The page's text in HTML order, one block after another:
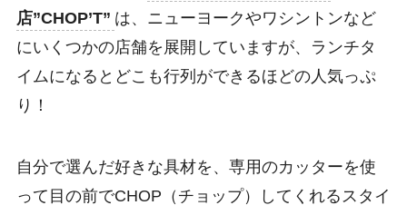
店”CHOP’T” は、ニューヨークやワシントンなど
にいくつかの店舗を展開していますが、ランチタ
イムになるとどこも行列ができるほどの人気っぷ
り！
自分で選んだ好きな具材を、専用のカッターを使
って目の前でCHOP（チョップ）してくれるスタイ